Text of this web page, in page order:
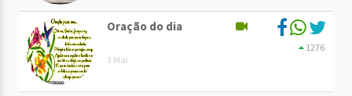
Oração do dia
3 Mai
1276